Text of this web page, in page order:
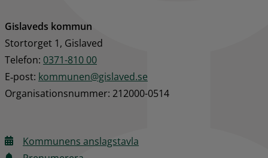
Gislaveds kommun
Stortorget 1, Gislaved
Telefon: 0371-810 00
E‑post: kommunen@gislaved.se
Organisationsnummer: 212000-0514
Kommunens anslagstavla